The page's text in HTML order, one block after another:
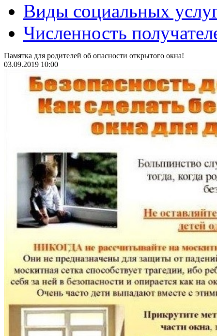
Виды социальных
Численность
Памятка для родителей об опасности открытого окна!
03.09.2019 10:00